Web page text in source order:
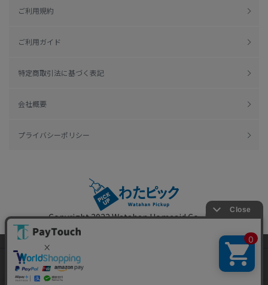
ご利用規約
ご利用ガイド
特定商取引法に基づく表記
会社概要
プライバシーポリシー
Copyright 2022Watahan Homeaid Co., Ltd.
Powered by Watahan Partners Co., Ltd.
当ウェブサイトでは、お客様により良いサービス
をご提供するため、クッキーを利用しています。
サイト利用を継続することにより、クッキーの使
同意する